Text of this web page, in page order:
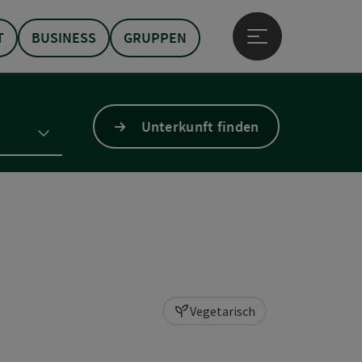
BUSINESS GRUPPEN
Hauptmenü öffnen
Unterkunft finden
Vegetarisch